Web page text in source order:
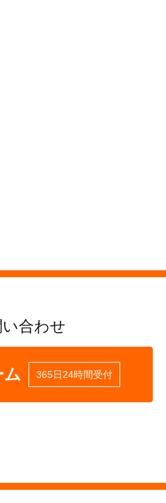
合わせ
365日24時間受付